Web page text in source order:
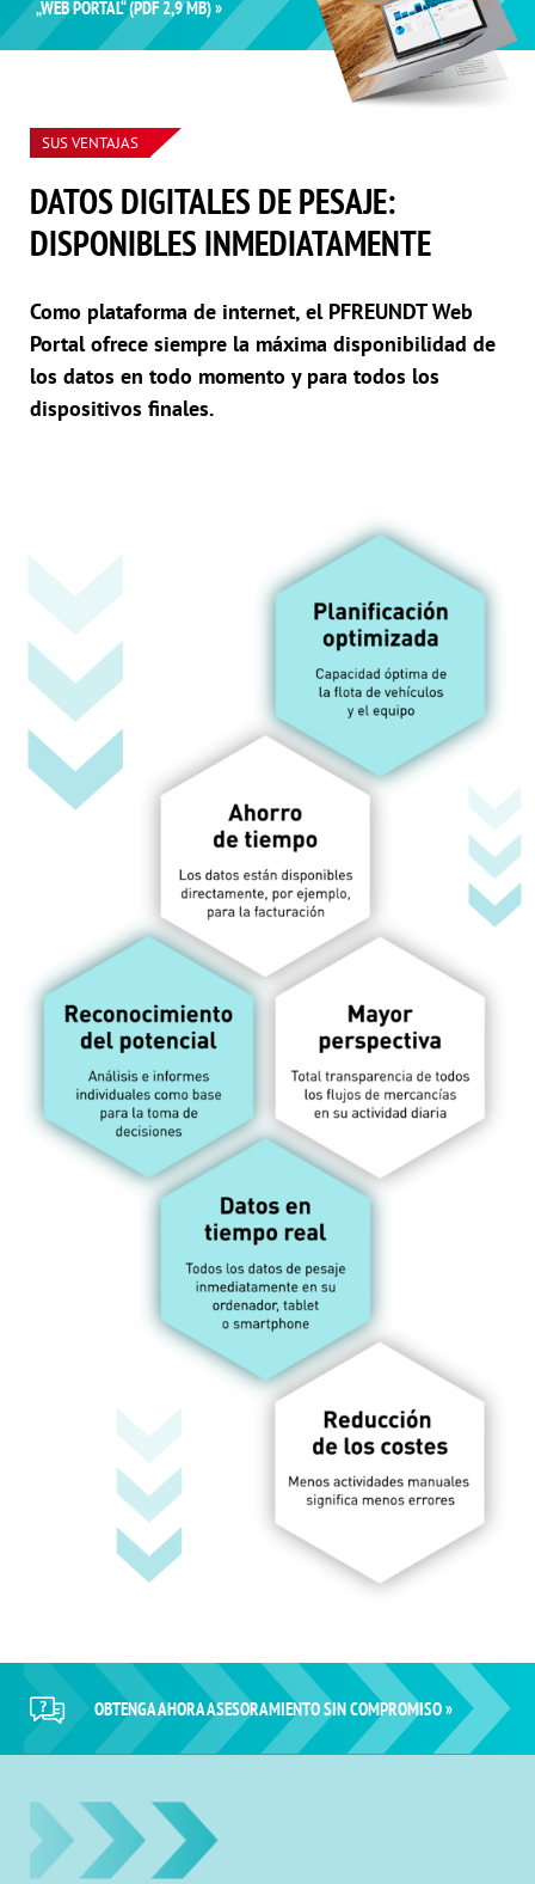
„WEB PORTAL“ (PDF 2,9 MB) »
SUS VENTAJAS
DATOS DIGITALES DE PESAJE:
DISPONIBLES INMEDIATAMENTE
Como plataforma de internet, el PFREUNDT Web
Portal ofrece siempre la máxima disponibilidad de
los datos en todo momento y para todos los
dispositivos finales.
OBTENGA AHORA ASESORAMIENTO SIN COMPROMISO »